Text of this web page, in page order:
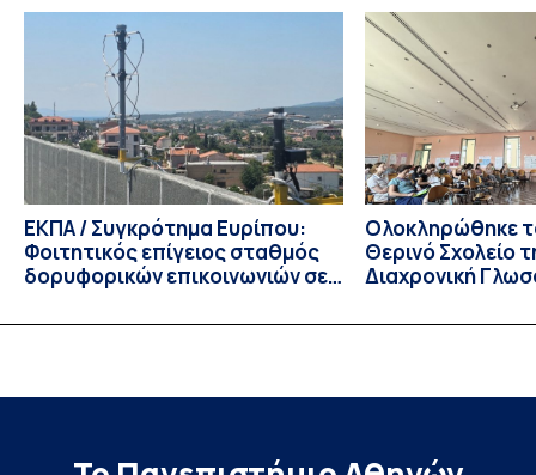
παράταση της προθεσμίας υποβολής εκδήλωσης
ενδιαφέροντος για την φοίτηση σε Προγράμματα Σπουδών,
Τμημάτων του Πανεπιστημίου μας στο Παράρτημα Κύπρου
για το ακαδημαϊκό έτος 2026-2027, έως τη Δευτέρα 31
Αυγούστου 2026. […]
ΕΚΠΑ / Συγκρότημα Ευρίπου:
Φοιτητικός επίγειος σταθμός
δορυφορικών επικοινωνιών σε
Ολοκληρώθηκε
Θερινό Σχολείο
Διαχρονική
Linguistics in